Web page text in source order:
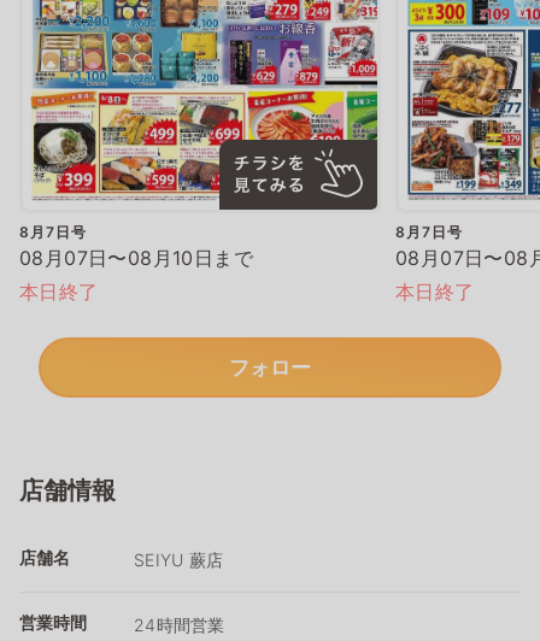
8月7日号
08月07日〜08月10日まで
本日終了
8月7日号
08月07日〜08
本日終了
フォロー
店舗情報
店舗名 SEIYU 蕨店
営業時間 24時間営業